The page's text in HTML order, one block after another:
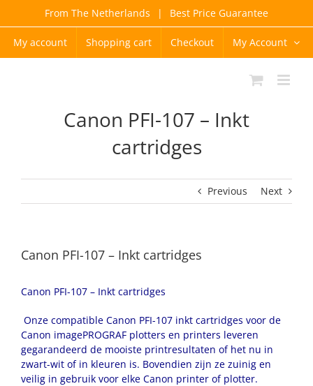
content
From The Netherlands | Best Price Guarantee
My account Shopping cart Checkout My Account
Canon PFI-107 – Inkt
cartridges
Previous Next
Canon PFI-107 – Inkt cartridges
Canon PFI-107 – Inkt cartridges
Onze compatible Canon PFI-107 inkt cartridges voor de
Canon imagePROGRAF plotters en printers leveren
gegarandeerd de mooiste printresultaten of het nu in
zwart-wit of in kleuren is. Bovendien zijn ze zuinig en
veilig in gebruik voor elke Canon printer of plotter.